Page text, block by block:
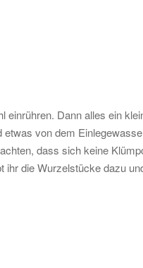
Dann alles ein
von dem
dass sich keine
ihr die Wurzelstücke dazu